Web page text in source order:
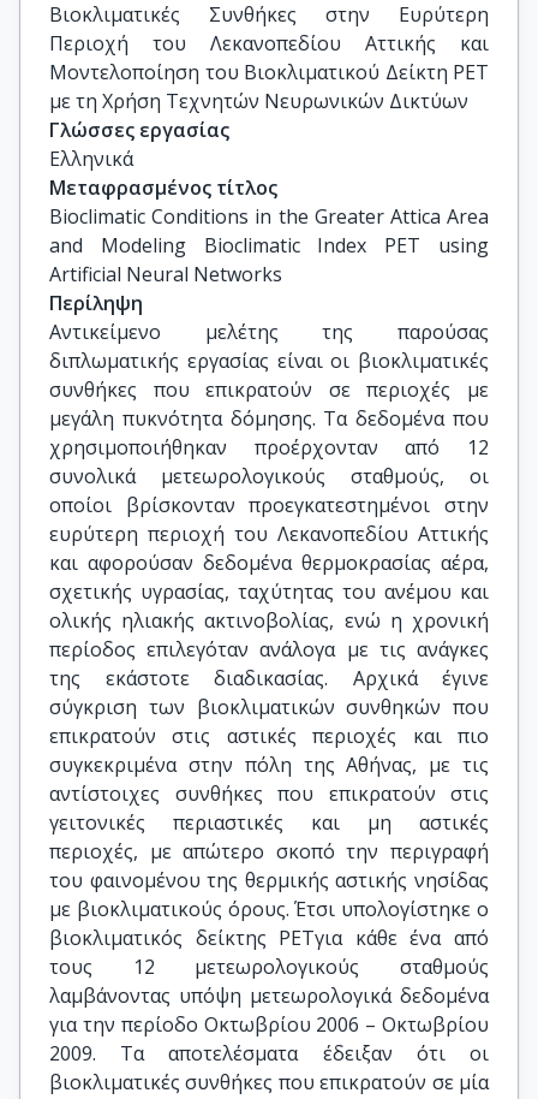
Βιοκλιματικές Συνθήκες στην Ευρύτερη
Περιοχή του Λεκανοπεδίου Αττικής και
Μοντελοποίηση του Βιοκλιματικού Δείκτη PET
με τη Χρήση Τεχνητών Νευρωνικών Δικτύων
Γλώσσες εργασίας
Ελληνικά
Μεταφρασμένος τίτλος
Bioclimatic Conditions in the Greater Attica Area
and Modeling Bioclimatic Index PET using
Artificial Neural Networks
Περίληψη
Αντικείμενο μελέτης της παρούσας
διπλωματικής εργασίας είναι οι βιοκλιματικές
συνθήκες που επικρατούν σε περιοχές με
μεγάλη πυκνότητα δόμησης. Τα δεδομένα που
χρησιμοποιήθηκαν προέρχονταν από 12
συνολικά μετεωρολογικούς σταθμούς, οι
οποίοι βρίσκονταν προεγκατεστημένοι στην
ευρύτερη περιοχή του Λεκανοπεδίου Αττικής
και αφορούσαν δεδομένα θερμοκρασίας αέρα,
σχετικής υγρασίας, ταχύτητας του ανέμου και
ολικής ηλιακής ακτινοβολίας, ενώ η χρονική
περίοδος επιλεγόταν ανάλογα με τις ανάγκες
της εκάστοτε διαδικασίας. Αρχικά έγινε
σύγκριση των βιοκλιματικών συνθηκών που
επικρατούν στις αστικές περιοχές και πιο
συγκεκριμένα στην πόλη της Αθήνας, με τις
αντίστοιχες συνθήκες που επικρατούν στις
γειτονικές περιαστικές και μη αστικές
περιοχές, με απώτερο σκοπό την περιγραφή
του φαινομένου της θερμικής αστικής νησίδας
με βιοκλιματικούς όρους. Έτσι υπολογίστηκε ο
βιοκλιματικός δείκτης PETγια κάθε ένα από
τους 12 μετεωρολογικούς σταθμούς
λαμβάνοντας υπόψη μετεωρολογικά δεδομένα
για την περίοδο Οκτωβρίου 2006 – Οκτωβρίου
2009. Τα αποτελέσματα έδειξαν ότι οι
βιοκλιματικές συνθήκες που επικρατούν σε μία